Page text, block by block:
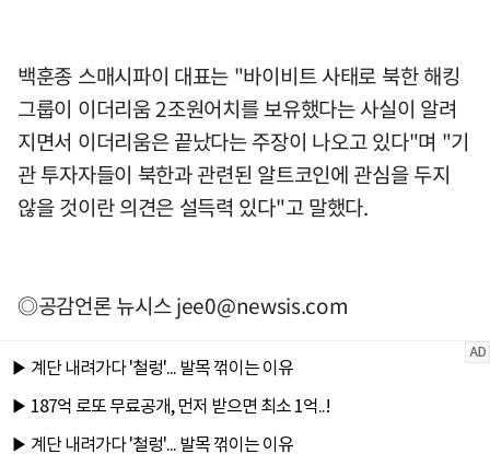
백훈종 스매시파이 대표는 "바이비트 사태로 북한 해킹
그룹이 이더리움 2조원어치를 보유했다는 사실이 알려
지면서 이더리움은 끝났다는 주장이 나오고 있다"며 "기
관 투자자들이 북한과 관련된 알트코인에 관심을 두지
않을 것이란 의견은 설득력 있다"고 말했다.
◎공감언론 뉴시스jee0@newsis.com